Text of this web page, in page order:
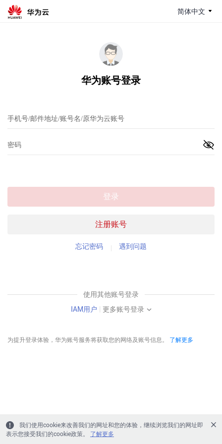
简体中文
华为账号登录
注册账号
登录
忘记密码 遇到问题
使用其他账号登录
IAM用户 | 更多账号登录
为提升登录体验，华为账号服务将获取您的网络及账号信息。 了解更多
我们使用cookie来改善我们的网址和您的体验，继续浏览我们的网址即
表示您接受我们的cookie政策。
了解更多